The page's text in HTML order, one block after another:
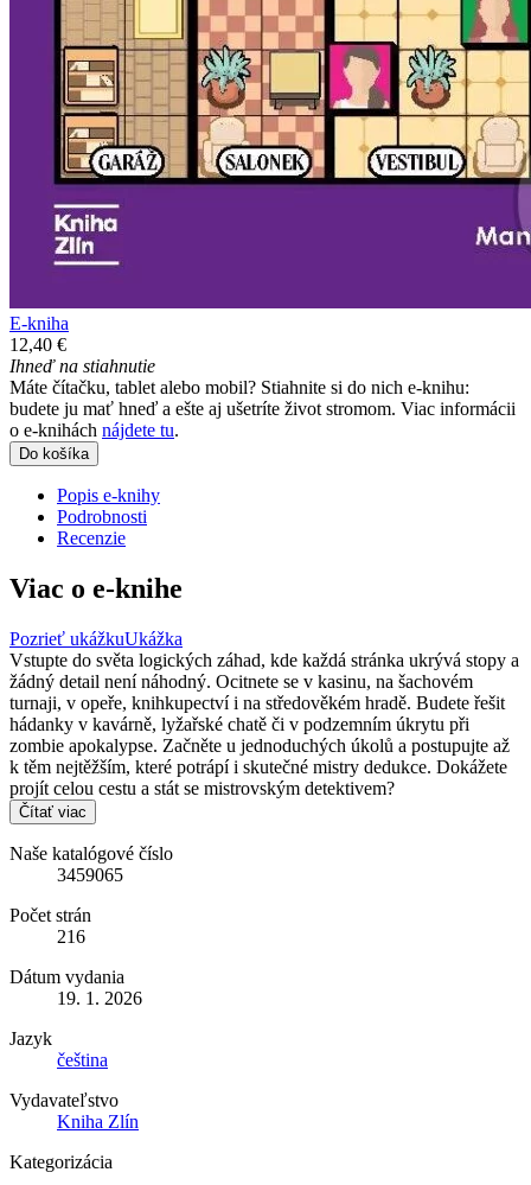
E-kniha
12,40 €
Ihneď na stiahnutie
Máte čítačku, tablet alebo mobil? Stiahnite si do nich e-knihu:
budete ju mať hneď a ešte aj ušetríte život stromom. Viac informácii
o e-knihách nájdete tu.
Do košíka
Popis e-knihy
Podrobnosti
Recenzie
Viac o e-knihe
Pozrieť ukážkuUkážka
Vstupte do světa logických záhad, kde každá stránka ukrývá stopy a
žádný detail není náhodný. Ocitnete se v kasinu, na šachovém
turnaji, v opeře, knihkupectví i na středověkém hradě. Budete řešit
hádanky v kavárně, lyžařské chatě či v podzemním úkrytu při
zombie apokalypse. Začněte u jednoduchých úkolů a postupujte až
k těm nejtěžším, které potrápí i skutečné mistry dedukce. Dokážete
projít celou cestu a stát se mistrovským detektivem?
Čítať viac
Naše katalógové číslo
3459065
Počet strán
216
Dátum vydania
19. 1. 2026
Jazyk
čeština
Vydavateľstvo
Kniha Zlín
Kategorizácia